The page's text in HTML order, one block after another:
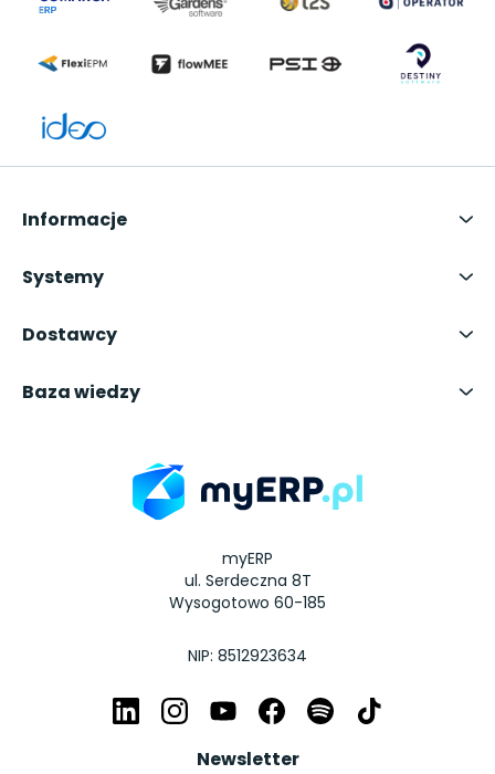
myERP
ul. Serdeczna 8T
Wysogotowo 60-185
NIP: 8512923634
Informacje
Systemy
Dostawcy
Baza wiedzy
Newsletter